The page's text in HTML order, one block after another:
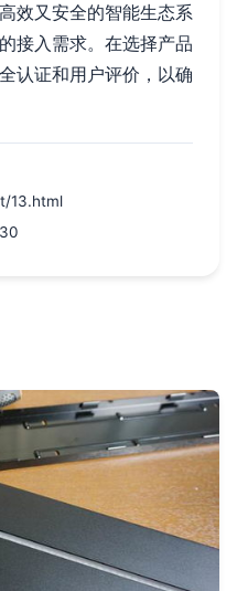
效又安全的智能生态系
接入需求。在选择产品
认证和用户评价，以确
13.html